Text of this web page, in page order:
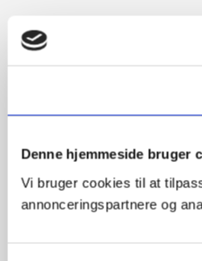
Denne hjemmeside bruger
Vi bruger cookies til at
annonceringspartnere og